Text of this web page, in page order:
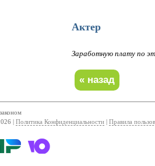
Актер
Заработную плату по
| Политика Конфиденциальности Правила